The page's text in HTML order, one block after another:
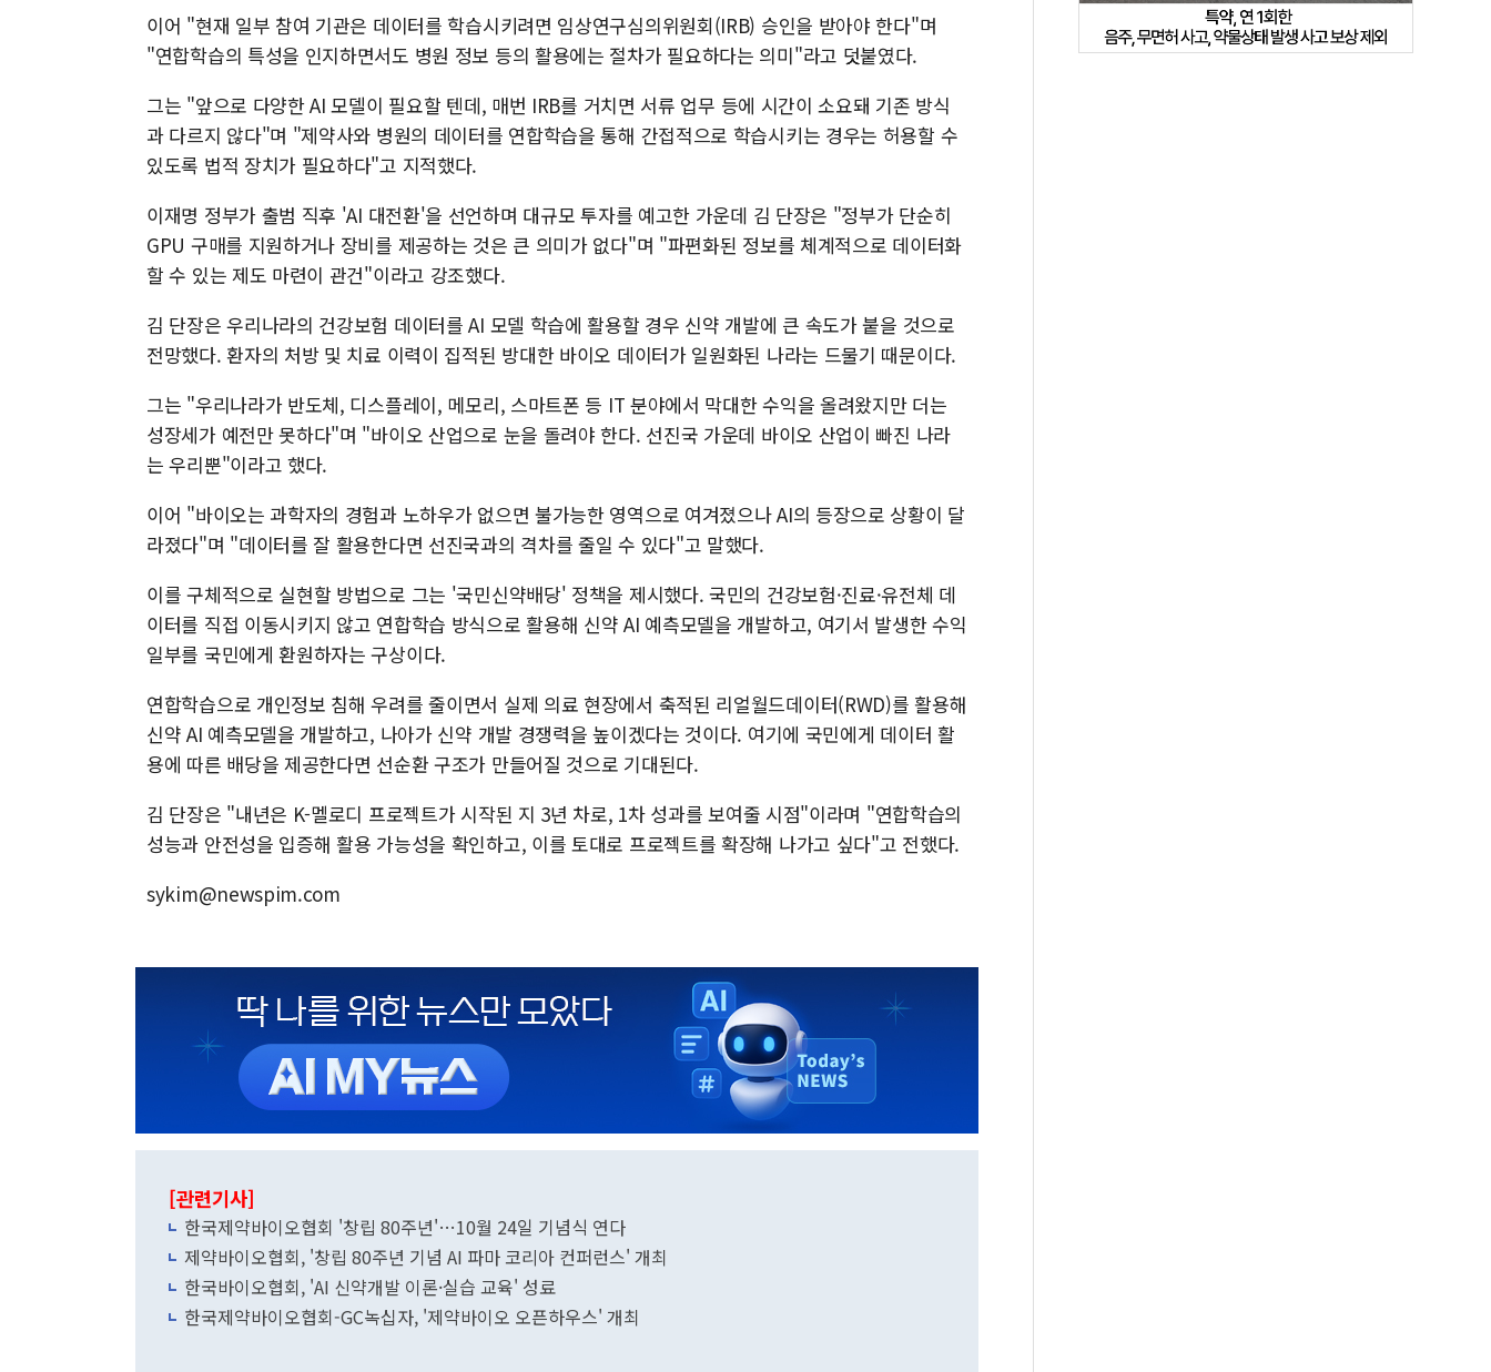
이어 "현재 일부 참여 기관은 데이터를 학습시키려면 임상연구심의위원회(IRB) 승인을 받아야 한다"며
"연합학습의 특성을 인지하면서도 병원 정보 등의 활용에는 절차가 필요하다는 의미"라고 덧붙였다.
그는 "앞으로 다양한 AI 모델이 필요할 텐데, 매번 IRB를 거치면 서류 업무 등에 시간이 소요돼 기존 방식
과 다르지 않다"며 "제약사와 병원의 데이터를 연합학습을 통해 간접적으로 학습시키는 경우는 허용할 수
있도록 법적 장치가 필요하다"고 지적했다.
이재명 정부가 출범 직후 'AI 대전환'을 선언하며 대규모 투자를 예고한 가운데 김 단장은 "정부가 단순히
GPU 구매를 지원하거나 장비를 제공하는 것은 큰 의미가 없다"며 "파편화된 정보를 체계적으로 데이터화
할 수 있는 제도 마련이 관건"이라고 강조했다.
김 단장은 우리나라의 건강보험 데이터를 AI 모델 학습에 활용할 경우 신약 개발에 큰 속도가 붙을 것으로
전망했다. 환자의 처방 및 치료 이력이 집적된 방대한 바이오 데이터가 일원화된 나라는 드물기 때문이다.
그는 "우리나라가 반도체, 디스플레이, 메모리, 스마트폰 등 IT 분야에서 막대한 수익을 올려왔지만 더는
성장세가 예전만 못하다"며 "바이오 산업으로 눈을 돌려야 한다. 선진국 가운데 바이오 산업이 빠진 나라
는 우리뿐"이라고 했다.
이어 "바이오는 과학자의 경험과 노하우가 없으면 불가능한 영역으로 여겨졌으나 AI의 등장으로 상황이 달
라졌다"며 "데이터를 잘 활용한다면 선진국과의 격차를 줄일 수 있다"고 말했다.
이를 구체적으로 실현할 방법으로 그는 '국민신약배당' 정책을 제시했다. 국민의 건강보험·진료·유전체 데
이터를 직접 이동시키지 않고 연합학습 방식으로 활용해 신약 AI 예측모델을 개발하고, 여기서 발생한 수익
일부를 국민에게 환원하자는 구상이다.
연합학습으로 개인정보 침해 우려를 줄이면서 실제 의료 현장에서 축적된 리얼월드데이터(RWD)를 활용해
신약 AI 예측모델을 개발하고, 나아가 신약 개발 경쟁력을 높이겠다는 것이다. 여기에 국민에게 데이터 활
용에 따른 배당을 제공한다면 선순환 구조가 만들어질 것으로 기대된다.
김 단장은 "내년은 K-멜로디 프로젝트가 시작된 지 3년 차로, 1차 성과를 보여줄 시점"이라며 "연합학습의
성능과 안전성을 입증해 활용 가능성을 확인하고, 이를 토대로 프로젝트를 확장해 나가고 싶다"고 전했다.
sykim@newspim.com
[관련기사]
한국제약바이오협회 '창립 80주년'…10월 24일 기념식 연다
제약바이오협회, '창립 80주년 기념 AI 파마 코리아 컨퍼런스' 개최
한국바이오협회, 'AI 신약개발 이론·실습 교육' 성료
한국제약바이오협회-GC녹십자, '제약바이오 오픈하우스' 개최